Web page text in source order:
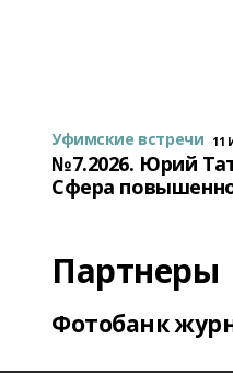
Уфимские встречи 11
№7.2026. Юрий
Сфера
Партнеры
Фотобанк